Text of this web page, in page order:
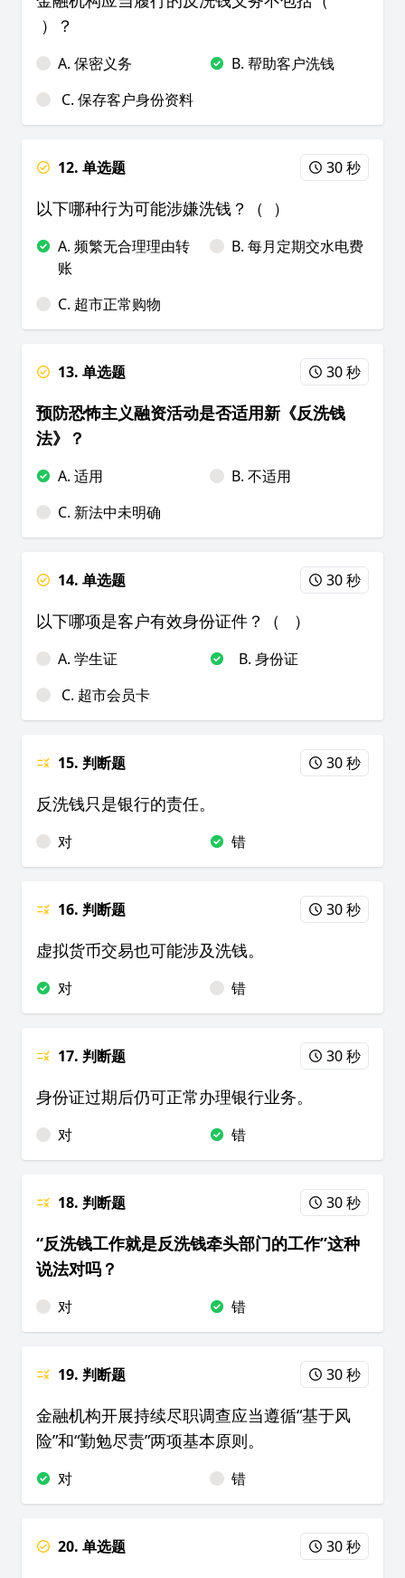
）？
A. 保密义务
B. 帮助客户洗钱
C. 保存客户身份资料
12. 单选题 30 秒
以下哪种行为可能涉嫌洗钱？（ ）
A. 频繁无合理理由转
账
B. 每月定期交水电费
C. 超市正常购物
13. 单选题 30 秒
预防恐怖主义融资活动是否适用新《反洗钱
法》？
A. 适用
B. 不适用
C. 新法中未明确
14. 单选题 30 秒
以下哪项是客户有效身份证件？（ ）
A. 学生证
B. 身份证
C. 超市会员卡
15. 判断题 30 秒
反洗钱只是银行的责任。
对 错
16. 判断题 30 秒
虚拟货币交易也可能涉及洗钱。
对 错
17. 判断题 30 秒
身份证过期后仍可正常办理银行业务。
对 错
18. 判断题 30 秒
“反洗钱工作就是反洗钱牵头部门的工作”这种
说法对吗？
对 错
19. 判断题 30 秒
金融机构开展持续尽职调查应当遵循“基于风
险”和“勤勉尽责”两项基本原则。
对 错
20. 单选题 30 秒